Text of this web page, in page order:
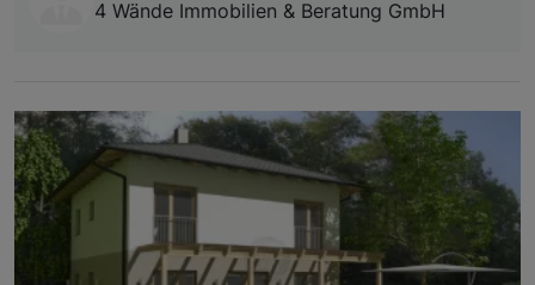
4 Wände Immobilien & Beratung GmbH